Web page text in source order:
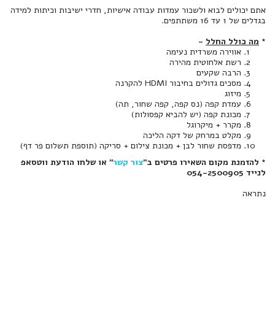
אתם יכולים לבוא ולשכור עמדות עבודה אישיות, חדרי ישיבות וכיתות למידה
בגדלים של 1 עד 16 משתתפים.
מה כולל החלל-
אווירה משרדית נעימה
רשת אלחוטית מהירה
הרבה שקעים
מסכים גדולים בחיבור HDMI להקרנה
מיזוג
עמדת קפה (נס קפה, קפה שחור, תה)
מכונת קפה (יש להביא קפסולות)
מקרר + מיקרוגל
מקלט במרחק של דקה הליכה
מדפסת שחור לבן + מכונת צילום + סריקה (תוספת תשלום פר דף)
* להזמנת מקום השאירו פרטים ב" צור קשר" או שלחו הודעת ווטסאפ
לנייד 054-2500905
נתראה